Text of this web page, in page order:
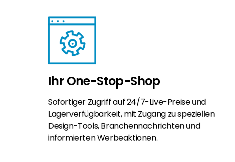
Ihr One-Stop-Shop
Sofortiger Zugriff auf 24/7-Live-Preise und
Lagerverfügbarkeit, mit Zugang zu speziellen
Design-Tools, Branchennachrichten und
informierten Werbeaktionen.